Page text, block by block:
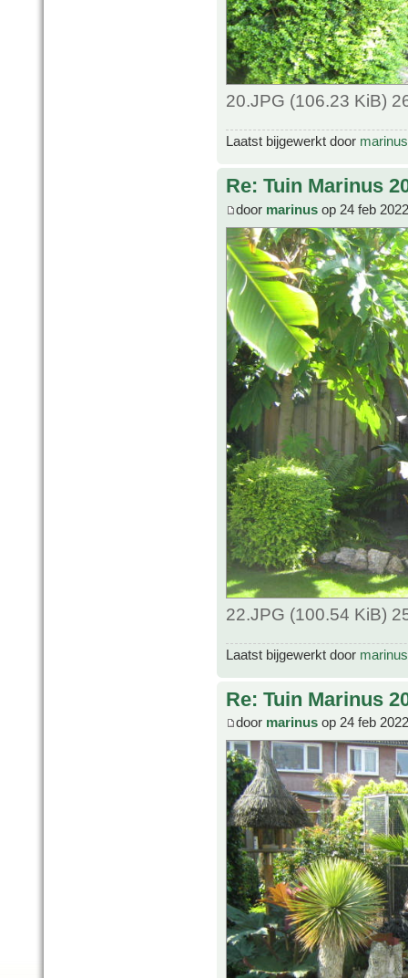
20.JPG (106.23 KiB)
Laatst bijgewerkt door marinus
Re: Tuin Marinus
door marinus op 24 feb
22.JPG (100.54 KiB)
Laatst bijgewerkt door marinus
Re: Tuin Marinus
door marinus op 24 feb